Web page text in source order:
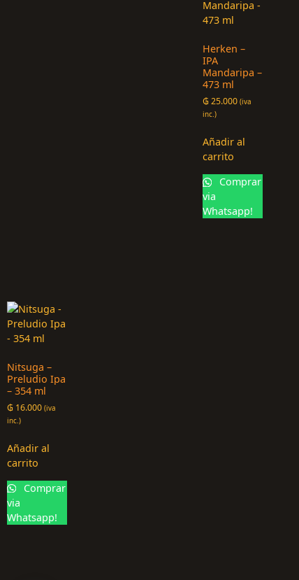
Herken –
IPA
Mandaripa –
473 ml
₲ 25.000 (iva
inc.)
Añadir al
carrito
Comprar
via
Whatsapp!
Nitsuga –
Preludio Ipa
– 354 ml
₲ 16.000 (iva
inc.)
Añadir al
carrito
Comprar
via
Whatsapp!